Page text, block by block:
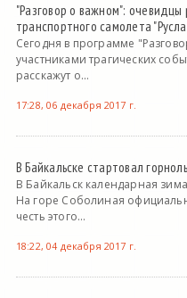
"Разговор о важном":
транспортного самолета
Сегодня в программе
участниками трагических
расскажут о...
17:28, 06 декабря 2017 г.
В Байкальске стартовал
В Байкальск календарная
На горе Соболиная
честь этого...
18:22, 04 декабря 2017 г.